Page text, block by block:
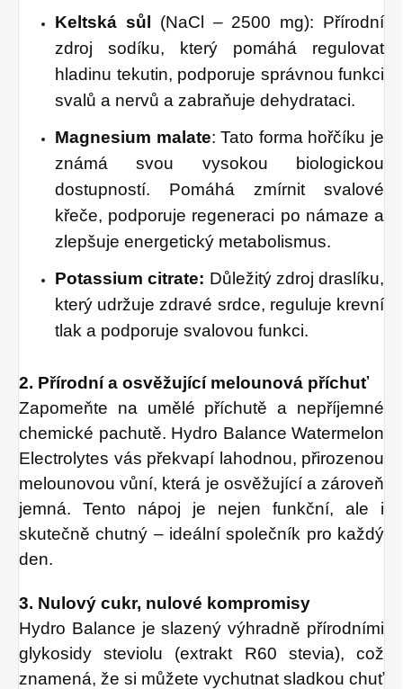
Keltská sůl (NaCl – 2500 mg): Přírodní
zdroj sodíku, který pomáhá regulovat
hladinu tekutin, podporuje správnou funkci
svalů a nervů a zabraňuje dehydrataci.
Magnesium malate: Tato forma hořčíku je
známá svou vysokou biologickou
dostupností. Pomáhá zmírnit svalové
křeče, podporuje regeneraci po námaze a
zlepšuje energetický metabolismus.
Potassium citrate: Důležitý zdroj draslíku,
který udržuje zdravé srdce, reguluje krevní
tlak a podporuje svalovou funkci.
2. Přírodní a osvěžující melounová příchuť
Zapomeňte na umělé příchutě a nepříjemné
chemické pachutě. Hydro Balance Watermelon
Electrolytes vás překvapí lahodnou, přirozenou
melounovou vůní, která je osvěžující a zároveň
jemná. Tento nápoj je nejen funkční, ale i
skutečně chutný – ideální společník pro každý
den.
3. Nulový cukr, nulové kompromisy
Hydro Balance je slazený výhradně přírodními
glykosidy steviolu (extrakt R60 stevia), což
znamená, že si můžete vychutnat sladkou chuť